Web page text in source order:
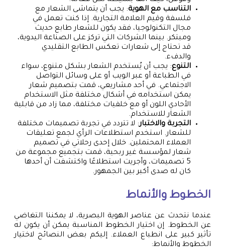
التناسب مع الهوية: يجب أن يتماشى الشعار مع
فلسفة وقيم العلامة التجارية. إذا كنت تعمل في
مجال التكنولوجيا، فقد يكون للشعار طابع حديث
ومبتكر. بينما الشركات التي تركز على الصناعة اليدوية،
قد تحتاج إلى شعارات تعكس الطابع التقليدي
والدفء.
التنوع: يجب أن يُستخدم الشعار بشكل متنوع، سواء
في الطباعة أو عبر الويب أو على وسائل التواصل
الاجتماعي. في أحد مشاريعي، قمت بتصميم شعار
يمكن استخدامه في أشكال مختلفة مثل الاستخدام
الأحادي اللون أو مع خلفيات مختلفة، مما زاد من قابلية
الشعار للاستخدام.
التجربة والاختبار: لا تتردد في تجربة تصميمات مختلفة
للشعار. استخدم استطلاعات الرأي لجمع تعليقات
العملاء المحتملين. خلال إحدى رحلاتي في تصميم
شعار لمؤسسة غير ربحية، قمت بتجميع مجموعة من
5 تصميمات، وأجريت استطلاعًا واكتشفت أن أحدها
كان له صدى أكبر بين الجمهور.
الخطوط والأنماط
عندما نتحدث عن عناصر الهوية البصرية، لا يمكننا التغاضي
عن الخطوط. إن اختيار الخطوط المناسبة يمكن أن يكون له
تأثير كبير على انطباع العملاء. إليكم بعض النصائح لاختيار
الخطوط والأنماط: